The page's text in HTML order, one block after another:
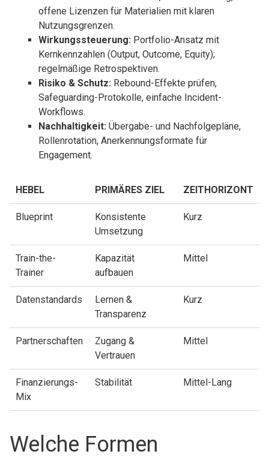
offene Lizenzen für Materialien mit klaren
Nutzungsgrenzen.
Wirkungssteuerung: Portfolio-Ansatz mit
Kernkennzahlen (Output, Outcome, Equity);
regelmäßige Retrospektiven.
Risiko & Schutz: Rebound-Effekte prüfen,
Safeguarding-Protokolle, einfache Incident-
Workflows.
Nachhaltigkeit: Übergabe- und Nachfolgepläne,
Rollenrotation, Anerkennungsformate für
Engagement.
HEBEL PRIMÄRES ZIEL ZEITHORIZONT
Blueprint
Konsistente
Umsetzung
Kurz
Train-the-
Trainer
Kapazität
aufbauen
Mittel
Datenstandards
Lernen &
Transparenz
Kurz
Partnerschaften
Zugang &
Vertrauen
Mittel
Finanzierungs-
Mix
Stabilität Mittel-Lang
Welche Formen